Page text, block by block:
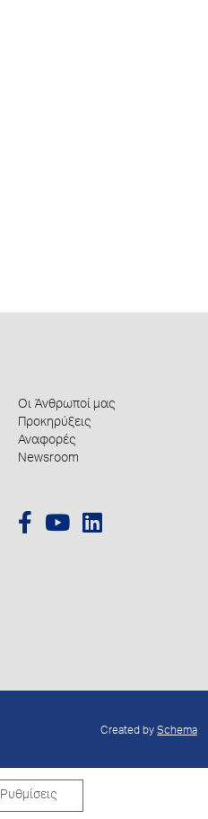
Οι Άνθρωποί μας
Προκηρύξεις
Αναφορές
Newsroom
Created by Schema
Ρυθμίσεις